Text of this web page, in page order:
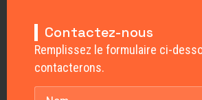
Contactez-nous
Remplissez le formulaire ci-
contacterons.